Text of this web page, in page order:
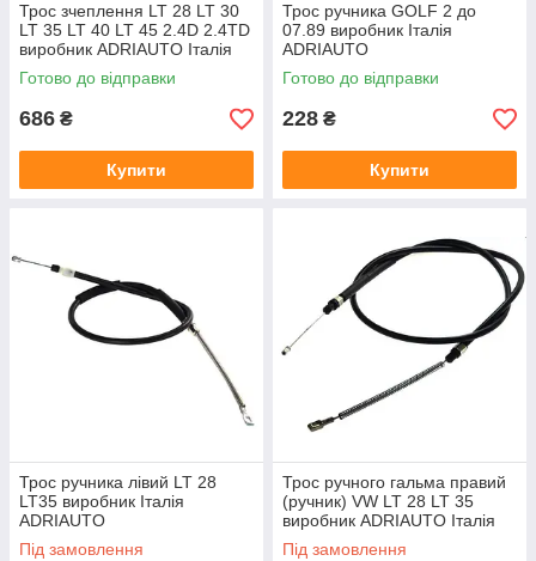
Трос зчеплення LT 28 LT 30
LT 35 LT 40 LT 45 2.4D 2.4TD
виробник ADRIAUTO Італія
Готово до відправки
686 ₴
Купити
Трос ручника GOLF 2 до
07.89 виробник Італія
ADRIAUTO
Готово до відправки
228 ₴
Купити
Трос ручника лівий LT 28
LT35 виробник Італія
ADRIAUTO
Під замовлення
Трос ручного гальма правий
(ручник) VW LT 28 LT 35
виробник ADRIAUTO Італія
Під замовлення